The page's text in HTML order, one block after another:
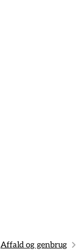
Affald og genbrug